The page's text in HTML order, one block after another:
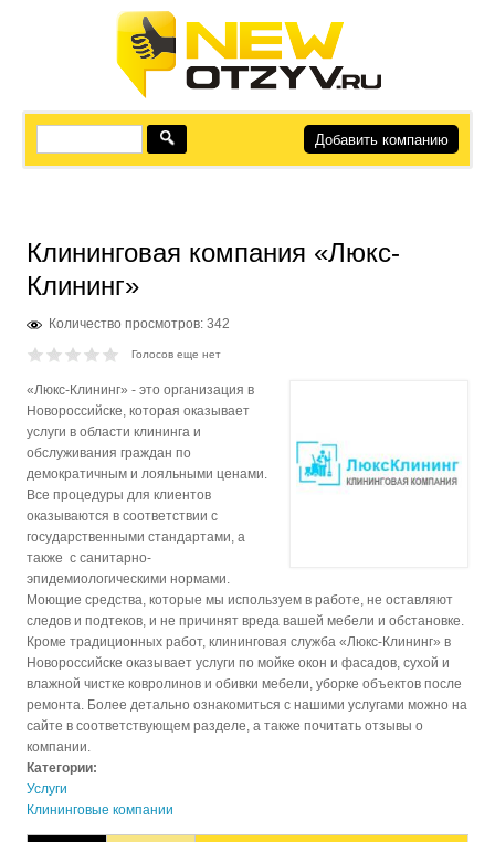
Добавить компанию
Клининговая компания «Люкс-
Клининг»
Количество просмотров: 342
Голосов еще нет
«Люкс-Клининг» - это организация в
Новороссийске, которая оказывает
услуги в области клининга и
обслуживания граждан по
демократичным и лояльными ценами.
Все процедуры для клиентов
оказываются в соответствии с
государственными стандартами, а
также с санитарно-
эпидемиологическими нормами.
Моющие средства, которые мы используем в работе, не оставляют
следов и подтеков, и не причинят вреда вашей мебели и обстановке.
Кроме традиционных работ, клининговая служба «Люкс-Клининг» в
Новороссийске оказывает услуги по мойке окон и фасадов, сухой и
влажной чистке ковролинов и обивки мебели, уборке объектов после
ремонта. Более детально ознакомиться с нашими услугами можно на
сайте в соответствующем разделе, а также почитать отзывы о
компании.
Категории:
Услуги
Клининговые компании